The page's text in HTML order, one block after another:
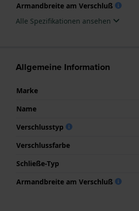
Armandbreite am Verschluß
Alle Spezifikationen ansehen
Allgemeine Information
Marke
Name
Verschlusstyp
Verschlussfarbe
Schließe-Typ
Armandbreite am Verschluß